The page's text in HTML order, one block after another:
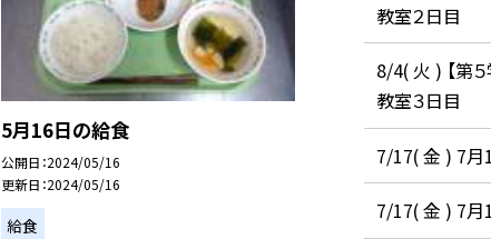
5月16日の給食
公開日 2024/05/16
更新日 2024/05/16
給食
教室２日目
8/4( 火 ) 【第
教室３日目
7/17( 金 ) 7月
7/17( 金 ) 7